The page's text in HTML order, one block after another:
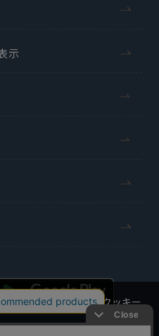
示
利便性向上のためにクッキー